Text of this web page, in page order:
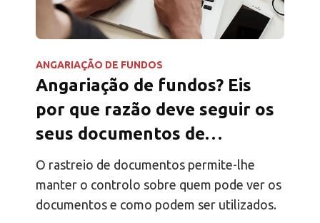
ANGARIAÇÃO DE FUNDOS
Angariação de fundos? Eis
por que razão deve seguir os
seus documentos de
diligência devida
O rastreio de documentos permite-lhe
manter o controlo sobre quem pode ver os
documentos e como podem ser utilizados.